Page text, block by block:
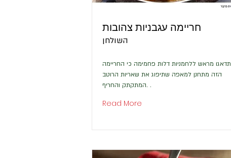
חריימה עגבניות צהובות
השולחן
תדאגו מראש ללחמניות דלות פחמימה כי החריימה
הזה מתחנן למאפה שתיפוג את שאריות הרוטב
המתקתק והחריף. .
Read More